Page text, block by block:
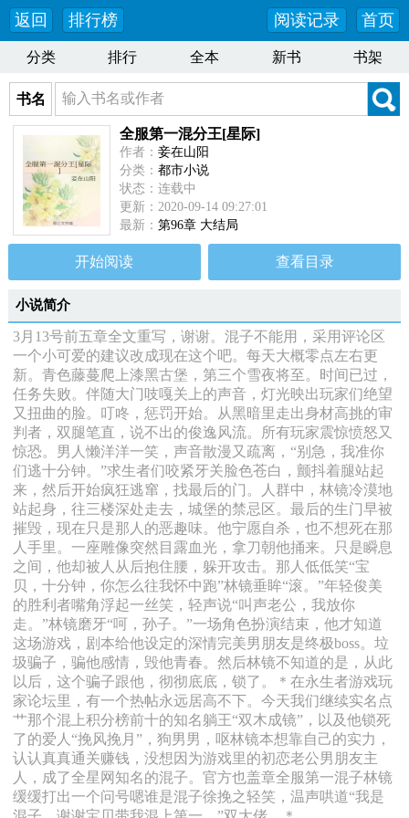
返回 排行榜 首页
阅读记录
分类 排行 全本 新书 书架
书名
全服第一混分王[星际]
作者： 妾在山阳
分类： 都市小说
状态：连载中
更新：2020-09-14 09:27:01
最新： 第96章 大结局
开始阅读 查看目录
小说简介
3月13号前五章全文重写，谢谢。混子不能用，采用评论区
一个小可爱的建议改成现在这个吧。每天大概零点左右更
新。青色藤蔓爬上漆黑古堡，第三个雪夜将至。时间已过，
任务失败。伴随大门吱嘎关上的声音，灯光映出玩家们绝望
又扭曲的脸。叮咚，惩罚开始。从黑暗里走出身材高挑的审
判者，双腿笔直，说不出的俊逸风流。所有玩家震惊愤怒又
惊恐。男人懒洋洋一笑，声音散漫又疏离，“别急，我准你
们逃十分钟。”求生者们咬紧牙关脸色苍白，颤抖着腿站起
来，然后开始疯狂逃窜，找最后的门。人群中，林镜冷漠地
站起身，往三楼深处走去，城堡的禁忌区。最后的生门早被
摧毁，现在只是那人的恶趣味。他宁愿自杀，也不想死在那
人手里。一座雕像突然目露血光，拿刀朝他捅来。只是瞬息
之间，他却被人从后抱住腰，躲开攻击。那人低低笑“宝
贝，十分钟，你怎么往我怀中跑”林镜垂眸“滚。”年轻俊美
的胜利者嘴角浮起一丝笑，轻声说“叫声老公，我放你
走。”林镜磨牙“呵，孙子。”一场角色扮演结束，他才知道
这场游戏，剧本给他设定的深情完美男朋友是终极boss。垃
圾骗子，骗他感情，毁他青春。然后林镜不知道的是，从此
以后，这个骗子跟他，彻彻底底，锁了。＊在永生者游戏玩
家论坛里，有一个热帖永远居高不下。今天我们继续实名点
艹那个混上积分榜前十的知名躺王“双木成镜”，以及他锁死
了的爱人“挽风挽月”，狗男男，呕林镜本想靠自己的实力，
认认真真通关赚钱，没想因为游戏里的初恋老公男朋友主
人，成了全星网知名的混子。官方也盖章全服第一混子林镜
缓缓打出一个问号嗯谁是混子徐挽之轻笑，温声哄道“我是